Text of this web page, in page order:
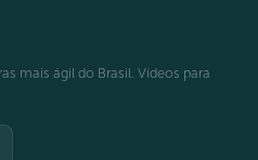
mais ágil do Brasil. Vídeos para